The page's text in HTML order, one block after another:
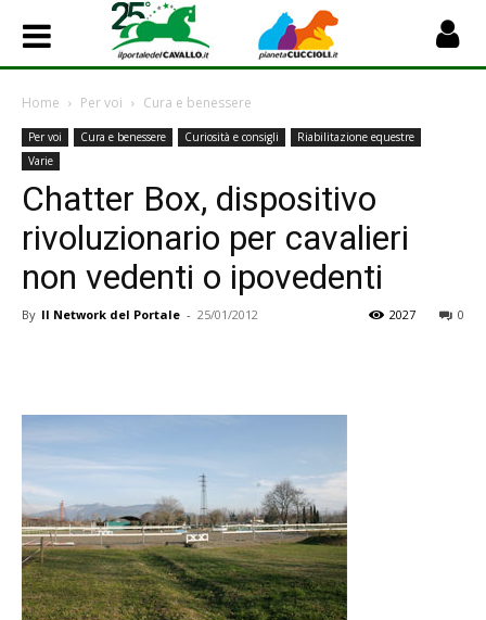
Home Per voi Cura e benessere
Per voi Cura e benessere Curiosità e consigli
Riabilitazione equestre
Varie
Chatter Box, dispositivo
rivoluzionario per cavalieri
non vedenti o ipovedenti
By Il Network del Portale - 25/01/2012 0
2027